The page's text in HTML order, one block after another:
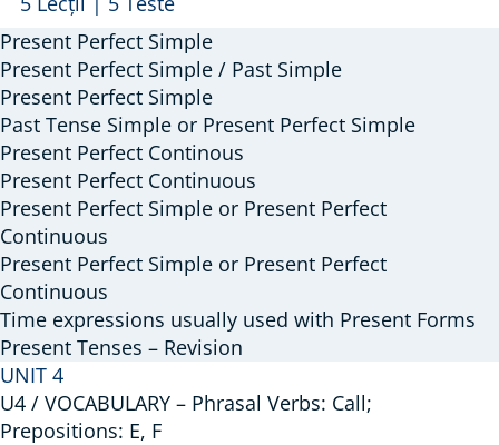
D
/
GRAMMAR
–
Present
Perfect
Simple
/
Continuous;
Revision:
present
tenses
Present Perfect Simple
Present Perfect Simple / Past Simple
Present Perfect Simple
Past Tense Simple or Present Perfect Simple
Present Perfect Continous
Present Perfect Continuous
Present Perfect Simple or Present Perfect
Continuous
Present Perfect Simple or Present Perfect
Continuous
Time expressions usually used with Present Forms
Present Tenses – Revision
UNIT 4
U4 / VOCABULARY – Phrasal Verbs: Call;
Prepositions: E, F